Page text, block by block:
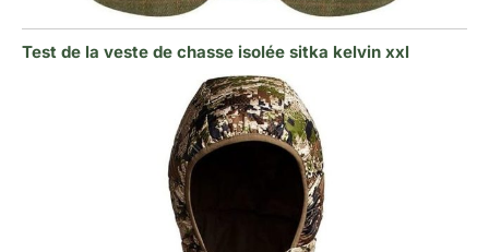
Test de la veste de chasse isolée sitka kelvin xxl